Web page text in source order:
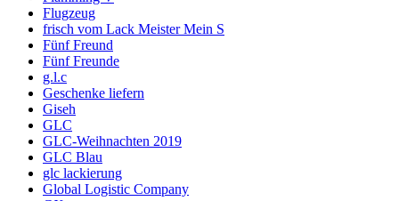
Flugzeug
frisch vom Lack Meister Mein S
Fünf Freund
Fünf Freunde
g.l.c
Geschenke liefern
Giseh
GLC
GLC-Weihnachten 2019
GLC Blau
glc lackierung
Global Logistic Company